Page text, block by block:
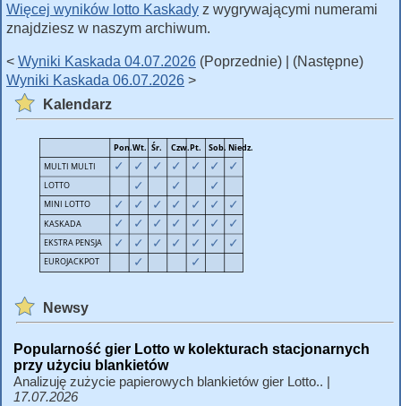
Więcej wyników lotto Kaskady z wygrywającymi numerami
znajdziesz w naszym archiwum.
< Wyniki Kaskada 04.07.2026 (Poprzednie) | (Następne)
Wyniki Kaskada 06.07.2026 >
Kalendarz
Newsy
Popularność gier Lotto w kolekturach stacjonarnych
przy użyciu blankietów
Analizuję zużycie papierowych blankietów gier Lotto.. |
17.07.2026